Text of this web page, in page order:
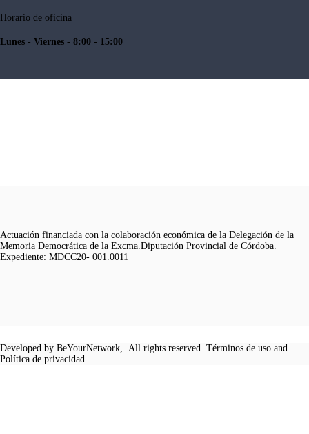
Horario de oficina
Lunes - Viernes - 8:00 - 15:00
Actuación financiada con la colaboración económica de la Delegación de la
Memoria Democrática de la Excma.Diputación Provincial de Córdoba.
Expediente: MDCC20- 001.0011
Developed by BeYourNetwork, All rights reserved. Términos de uso and
Política de privacidad